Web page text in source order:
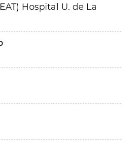
Hospital U. de La